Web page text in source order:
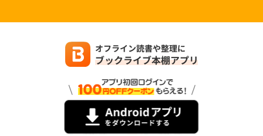
週刊東洋経済 2025年9/27・10/4合併号
880円 (税込)
あらすじを表示する
週刊東洋経済 2025年9/13・20合併号